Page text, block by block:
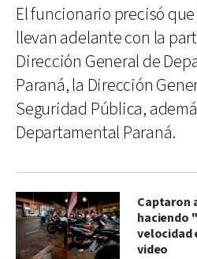
El funcionario precisó
llevan adelante con la
Dirección General de
Paraná, la Dirección
Seguridad Pública,
Departamental Paraná.
Captaron
haciendo
velocidad
video